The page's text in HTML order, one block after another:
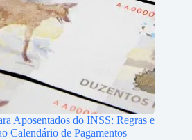
Aposentados do INSS: Regras e
Calendário de Pagamentos